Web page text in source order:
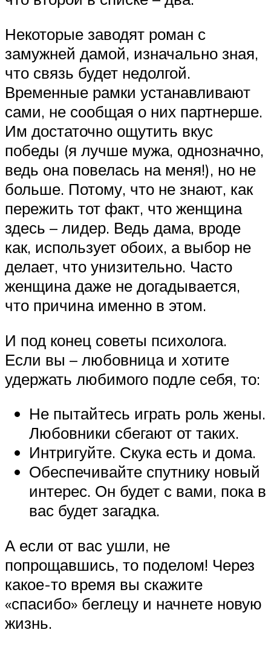
Некоторые заводят роман с
замужней дамой, изначально зная,
что связь будет недолгой.
Временные рамки устанавливают
сами, не сообщая о них партнерше.
Им достаточно ощутить вкус
победы (я лучше мужа, однозначно,
ведь она повелась на меня!), но не
больше. Потому, что не знают, как
пережить тот факт, что женщина
здесь – лидер. Ведь дама, вроде
как, использует обоих, а выбор не
делает, что унизительно. Часто
женщина даже не догадывается,
что причина именно в этом.
И под конец советы психолога.
Если вы – любовница и хотите
удержать любимого подле себя, то:
Не пытайтесь играть роль жены.
Любовники сбегают от таких.
Интригуйте. Скука есть и дома.
Обеспечивайте спутнику новый
интерес. Он будет с вами, пока в
вас будет загадка.
А если от вас ушли, не
попрощавшись, то поделом! Через
какое-то время вы скажите
«спасибо» беглецу и начнете новую
жизнь.